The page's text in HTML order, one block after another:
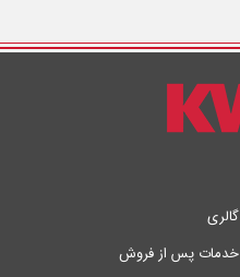
گالری
خدمات پس از فروش